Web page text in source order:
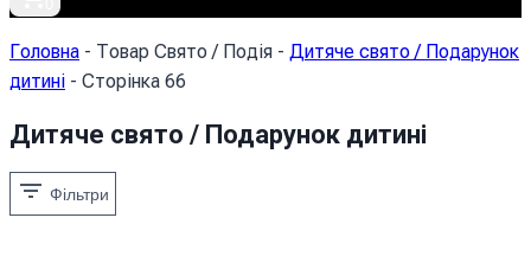
Головна - Товар Свято / Подія - Дитяче свято / Подарунок
дитині - Сторінка 66
Дитяче свято / Подарунок дитині
Фільтри